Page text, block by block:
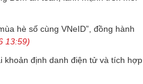
hè số cùng VNeID”, đồng hành
13:59)
khoản định danh điện tử và tích hợp